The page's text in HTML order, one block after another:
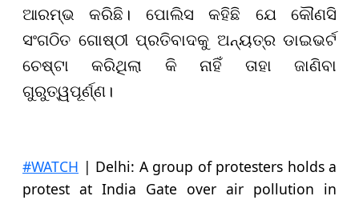
ଆରମ୍ଭ କରିଛି। ପୋଲିସ କହିଛି ଯେ କୌଣସି
ସଂଗଠିତ ଗୋଷ୍ଠୀ ପ୍ରତିବାଦକୁ ଅନ୍ୟତ୍ର ଡାଇଭର୍ଟ
ଚେଷ୍ଟା କରିଥିଲା କି ନାହିଁ ତାହା ଜାଣିବା
ଗୁରୁତ୍ୱପୂର୍ଣ୍ଣ।
#WATCH | Delhi: A group of protesters holds a
protest at India Gate over air pollution in